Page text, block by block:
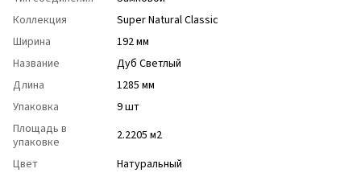
Коллекция
Super Natural Classic
Ширина
192 мм
Название
Дуб Светлый
Длина
1285 мм
Упаковка
9 шт
Площадь в
упаковке
2.2205 м2
Цвет
Натуральный